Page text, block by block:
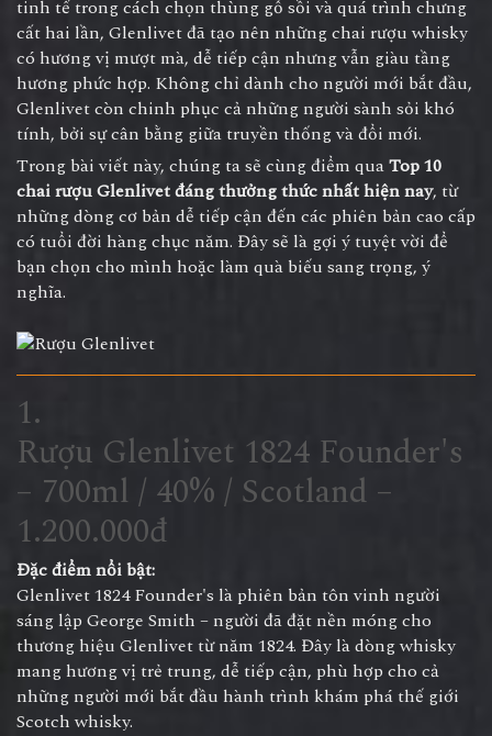
tinh tế trong cách chọn thùng gỗ sồi và quá trình chưng
cất hai lần, Glenlivet đã tạo nên những chai rượu whisky
có hương vị mượt mà, dễ tiếp cận nhưng vẫn giàu tầng
hương phức hợp. Không chỉ dành cho người mới bắt đầu,
Glenlivet còn chinh phục cả những người sành sỏi khó
tính, bởi sự cân bằng giữa truyền thống và đổi mới.
Trong bài viết này, chúng ta sẽ cùng điểm quaTop 10
chairượu Glenlivetđáng thưởng thức nhất hiện nay, từ
những dòng cơ bản dễ tiếp cận đến các phiên bản cao cấp
có tuổi đời hàng chục năm. Đây sẽ là gợi ý tuyệt vời để
bạn chọn cho mình hoặc làm quà biếu sang trọng, ý
nghĩa.
1.
Rượu Glenlivet 1824 Founder's
– 700ml / 40% / Scotland –
1.200.000đ
Đặc điểm nổi bật:
Glenlivet 1824 Founder's là phiên bản tôn vinh người
sáng lập George Smith – người đã đặt nền móng cho
thương hiệu Glenlivet từ năm 1824. Đây là dòng whisky
mang hương vị trẻ trung, dễ tiếp cận, phù hợp cho cả
những người mới bắt đầu hành trình khám phá thế giới
Scotch whisky.